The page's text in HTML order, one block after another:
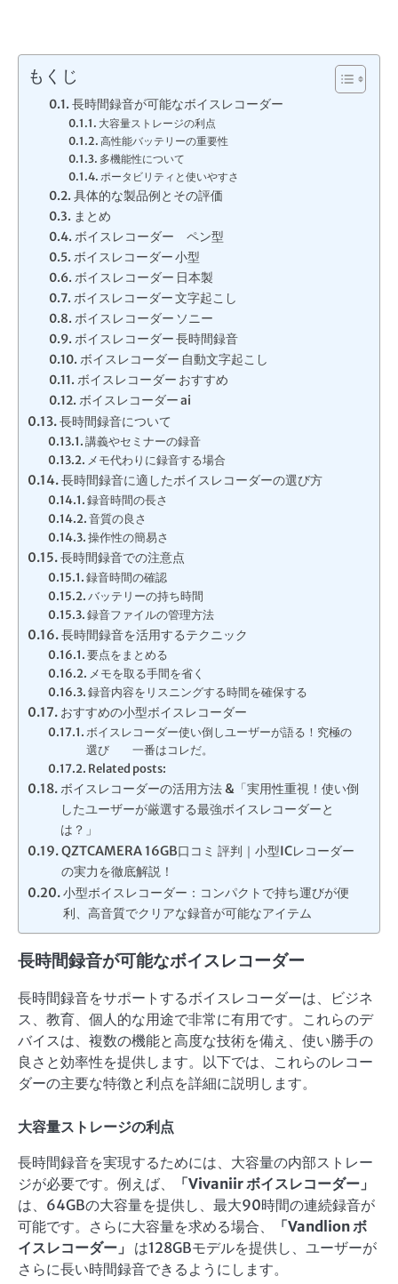
もくじ
長時間録音が可能なボイスレコーダー
大容量ストレージの利点
高性能バッテリーの重要性
多機能性について
ポータビリティと使いやすさ
具体的な製品例とその評価
まとめ
ボイスレコーダー ペン型
ボイスレコーダー 小型
ボイスレコーダー 日本製
ボイスレコーダー 文字起こし
ボイスレコーダー ソニー
ボイスレコーダー 長時間録音
ボイスレコーダー 自動文字起こし
ボイスレコーダー おすすめ
ボイスレコーダー ai
長時間録音について
講義やセミナーの録音
メモ代わりに録音する場合
長時間録音に適したボイスレコーダーの選び方
録音時間の長さ
音質の良さ
操作性の簡易さ
長時間録音での注意点
録音時間の確認
バッテリーの持ち時間
録音ファイルの管理方法
長時間録音を活用するテクニック
要点をまとめる
メモを取る手間を省く
録音内容をリスニングする時間を確保する
おすすめの小型ボイスレコーダー
ボイスレコーダー使い倒しユーザーが語る！究極の
選び 一番はコレだ。
Related posts:
ボイスレコーダーの活用方法 &「実用性重視！使い倒
したユーザーが厳選する最強ボイスレコーダーと
は？」
QZTCAMERA 16GB口コミ 評判｜小型ICレコーダー
の実力を徹底解説！
小型ボイスレコーダー：コンパクトで持ち運びが便
利、高音質でクリアな録音が可能なアイテム
長時間録音が可能なボイスレコーダー
長時間録音をサポートするボイスレコーダーは、ビジネ
ス、教育、個人的な用途で非常に有用です。これらのデ
バイスは、複数の機能と高度な技術を備え、使い勝手の
良さと効率性を提供します。以下では、これらのレコー
ダーの主要な特徴と利点を詳細に説明します。
大容量ストレージの利点
長時間録音を実現するためには、大容量の内部ストレー
ジが必要です。例えば、
「Vivaniir ボイスレコーダー」
は、64GBの大容量を提供し、最大90時間の連続録音が
可能です。さらに大容量を求める場合、
「Vandlion ボ
イスレコーダー」
は128GBモデルを提供し、ユーザーが
さらに長い時間録音できるようにします。